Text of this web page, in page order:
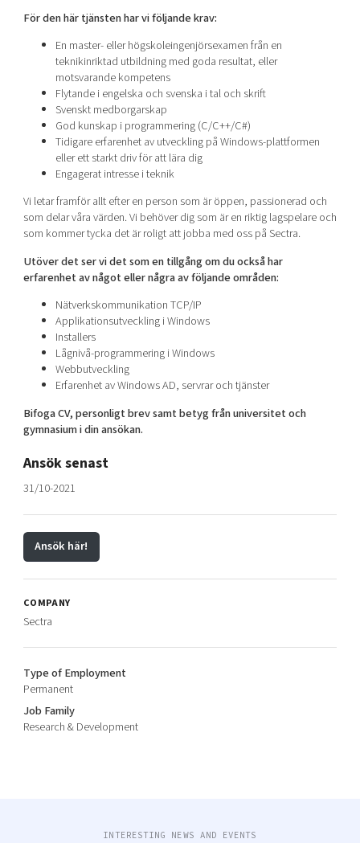
För den här tjänsten har vi följande krav:
En master- eller högskoleingenjörsexamen från en
teknikinriktad utbildning med goda resultat, eller
motsvarande kompetens
Flytande i engelska och svenska i tal och skrift
Svenskt medborgarskap
God kunskap i programmering (C/C++/C#)
Tidigare erfarenhet av utveckling på Windows-plattformen
eller ett starkt driv för att lära dig
Engagerat intresse i teknik
Vi letar framför allt efter en person som är öppen, passionerad och
som delar våra värden. Vi behöver dig som är en riktig lagspelare och
som kommer tycka det är roligt att jobba med oss på Sectra.
Utöver det ser vi det som en tillgång om du också har
erfarenhet av något eller några av följande områden:
Nätverkskommunikation TCP/IP
Applikationsutveckling i Windows
Installers
Lågnivå-programmering i Windows
Webbutveckling
Erfarenhet av Windows AD, servrar och tjänster
Bifoga CV, personligt brev samt betyg från universitet och
gymnasium i din ansökan.
Ansök senast
31/10-2021
Ansök här!
COMPANY
Sectra
Type of Employment
Permanent
Job Family
Research & Development
INTERESTING NEWS AND EVENTS